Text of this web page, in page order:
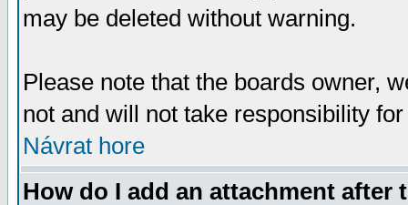
may be deleted without warning.
Please note that the boards owner,
not and will not take responsibility
Návrat hore
How do I add an attachment after